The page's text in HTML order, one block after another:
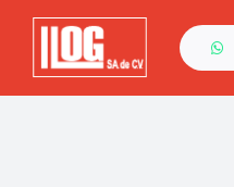
Saltar
contenido